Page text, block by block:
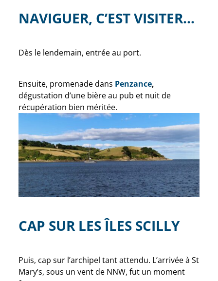
NAVIGUER, C’EST VISITER…
Dès le lendemain, entrée au port.
Ensuite, promenade dans Penzance,
dégustation d’une bière au pub et nuit de
récupération bien méritée.
CAP SUR LES ÎLES SCILLY
Puis, cap sur l’archipel tant attendu. L’arrivée à St
Mary’s, sous un vent de NNW, fut un moment